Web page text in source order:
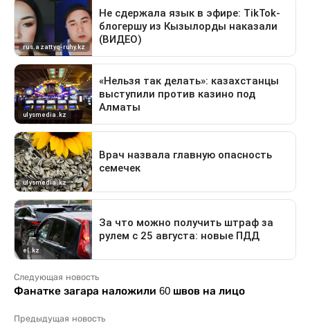
Следующая новость
Фанатке загара наложили 60 швов на лицо
Предыдущая новость